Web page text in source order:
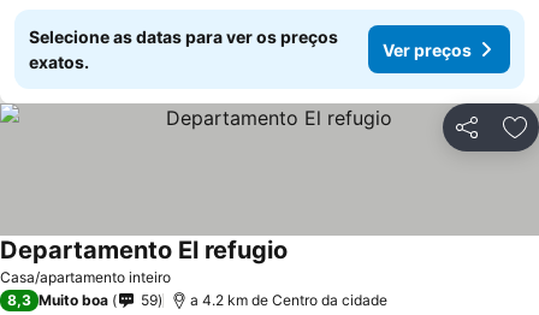
Selecione as datas para ver os preços
exatos.
Ver preços
Partilhar
Casa/apartamento inteiro
Departamento El refugio
8,3 Muito boa 59 a 4.2 km de Centro da cidade